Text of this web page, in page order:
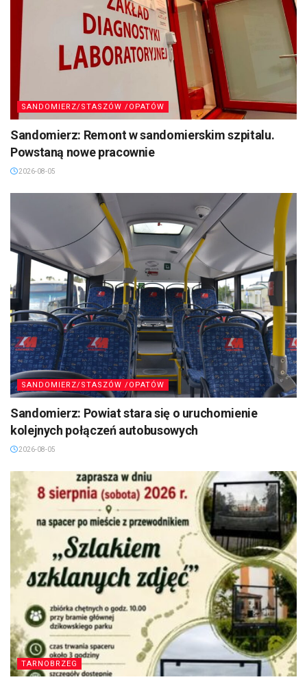
SANDOMIERZ/STASZÓW /OPATÓW
Sandomierz: Remont w sandomierskim szpitalu.
Powstaną nowe pracownie
2026-08-05
SANDOMIERZ/STASZÓW /OPATÓW
Sandomierz: Powiat stara się o uruchomienie
kolejnych połączeń autobusowych
2026-08-05
TARNOBRZEG